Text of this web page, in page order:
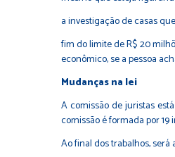
a investigação de casas
fim do limite de R$ 20
econômico, se a pessoa
Mudanças na lei
A comissão de juristas
comissão é formada por
Ao final dos trabalhos,